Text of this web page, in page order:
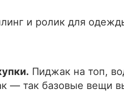
и ролик для
Пиджак на топ,
— так базовые вещи